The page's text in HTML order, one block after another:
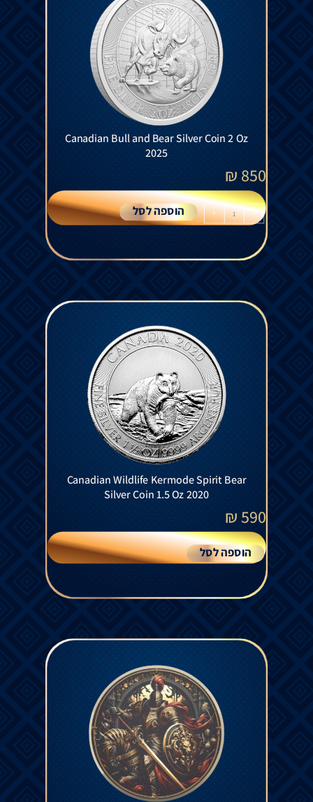
Canadian Bull and Bear Silver Coin 2 Oz
2025
850
₪
-
+ הוספה לסל
Canadian Wildlife Kermode Spirit Bear
Silver Coin 1.5 Oz 2020
590
₪
הוספה לסל